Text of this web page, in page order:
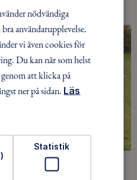
nödvändiga
användarupplevelse.
vi även cookies för
Du kan när som helst
att klicka på
ner på sidan. Läs
Statistik